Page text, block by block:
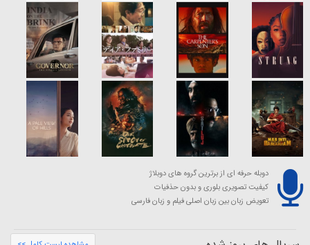
دوبله حرفه ای از برترین گروه های دوبلاژ
کیفیت تصویری بلوری و بدون حذفیات
تعویض زبان بین زبان اصلی فیلم و زبان فارسی